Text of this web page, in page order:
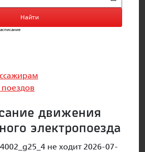
Найти
движения
электропоезда
не ходит 2026-07-